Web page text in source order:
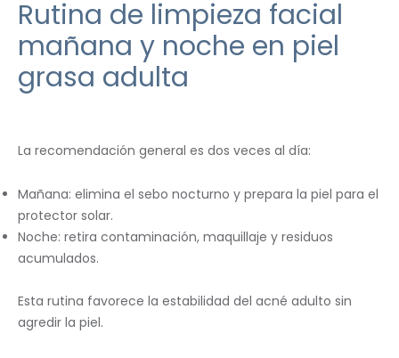
Rutina de limpieza facial
mañana y noche en piel
grasa adulta
La recomendación general es dos veces al día:
Mañana: elimina el sebo nocturno y prepara la piel para el
protector solar.
Noche: retira contaminación, maquillaje y residuos
acumulados.
Esta rutina favorece la estabilidad del acné adulto sin
agredir la piel.